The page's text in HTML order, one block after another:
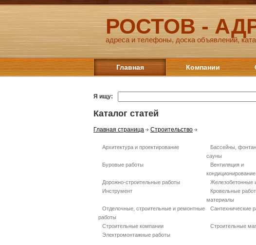
РОСТОВ -
адреса и телефоны, доска объявлений,
Главная Компании
Я ищу:
Каталог статей
Главная страница Строительство
Архитектура и проектирование
Бассейны,
сауны
Буровые работы
Вентиляция и
кондиционирование
Дорожно-строительные работы Железобетонные
Инструмент
Кровельные
материалы
Отделочные, строительные и ремонтные
работы
Сантехнические
Строительные компании
Строительные
Электромонтажные работы